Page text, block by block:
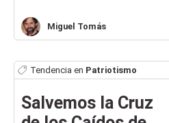
Miguel Tomás
Tendencia en Patriotismo
Salvemos la Cruz